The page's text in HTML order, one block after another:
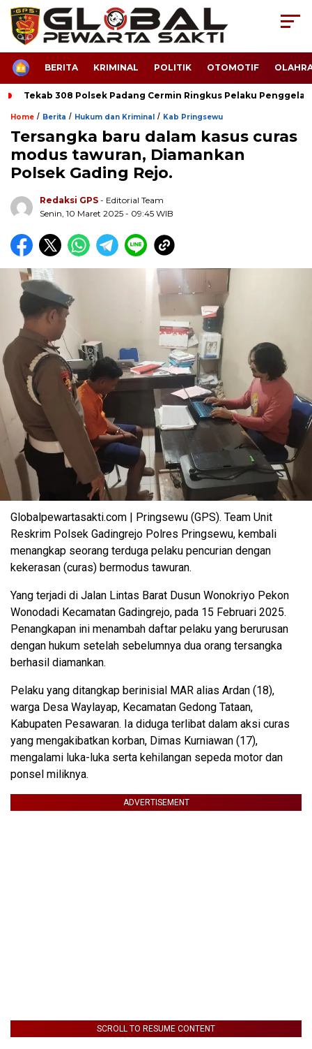
HOMEBERITA KRIMINAL POLITIK OTOMOTIF
Tekab 308 Polsek Padang Cermin Ringkus Pelaku
Home / Berita / Hukum dan Kriminal / Kab Pringsewu
Tersangka baru dalam kasus curas
modus tawuran, Diamankan
Polsek Gading Rejo.
Redaksi GPS - Editorial Team
Senin, 10 Maret 2025 - 09:45 WIB
Globalpewartasakti.com | Pringsewu (GPS). Team Unit
Reskrim Polsek Gadingrejo Polres Pringsewu, kembali
menangkap seorang terduga pelaku pencurian dengan
kekerasan (curas) bermodus tawuran.
Yang terjadi di Jalan Lintas Barat Dusun Wonokriyo Pekon
Wonodadi Kecamatan Gadingrejo, pada 15 Februari 2025.
Penangkapan ini menambah daftar pelaku yang berurusan
dengan hukum setelah sebelumnya dua orang tersangka
berhasil diamankan.
Pelaku yang ditangkap berinisial MAR alias Ardan (18),
warga Desa Waylayap, Kecamatan Gedong Tataan,
Kabupaten Pesawaran. Ia diduga terlibat dalam aksi curas
yang mengakibatkan korban, Dimas Kurniawan (17),
mengalami luka-luka serta kehilangan sepeda motor dan
ponsel miliknya.
ADVERTISEMENT
SCROLL TO RESUME CONTENT